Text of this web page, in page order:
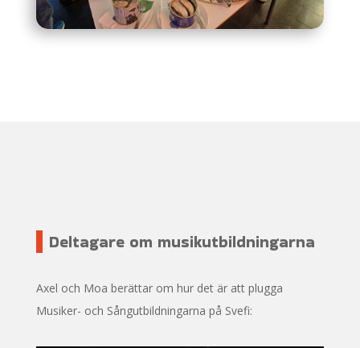
Deltagare om musikutbildningarna
Axel och Moa berättar om hur det är att plugga
Musiker- och Sångutbildningarna på Svefi: